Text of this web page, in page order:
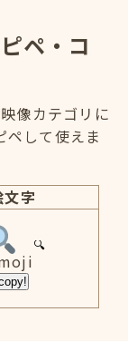
ペ・コ
像カテゴリに
ペして使えま
文字